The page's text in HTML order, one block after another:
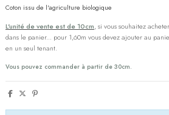
Coton issu de l'agriculture biologique
L'unité de vente est de 10cm, si vous souhaitez
dans le panier... pour 1,60m vous devez ajouter au
en un seul tenant.
Vous pouvez commander à partir de 30cm.